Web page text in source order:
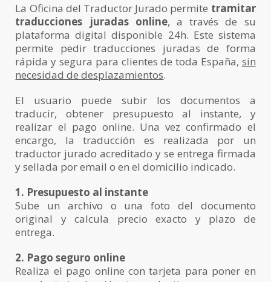
La Oficina del Traductor Jurado permite tramitar
traducciones juradas online, a través de su
plataforma digital disponible 24h. Este sistema
permite pedir traducciones juradas de forma
rápida y segura para clientes de toda España, sin
necesidad de desplazamientos.
El usuario puede subir los documentos a
traducir, obtener presupuesto al instante, y
realizar el pago online. Una vez confirmado el
encargo, la traducción es realizada por un
traductor jurado acreditado y se entrega firmada
y sellada por email o en el domicilio indicado.
1. Presupuesto al instante
Sube un archivo o una foto del documento
original y calcula precio exacto y plazo de
entrega.
2. Pago seguro online
Realiza el pago online con tarjeta para poner en